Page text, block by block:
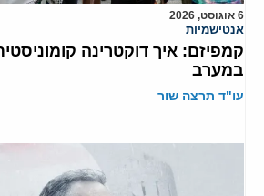
6 אוגוסט, 2026
אנטישמיות
קמפיזם: איך דוקטרינה
במערב
עו"ד תרצה שור